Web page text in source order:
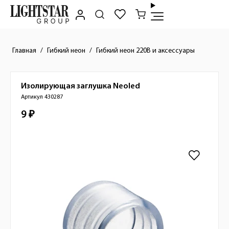
Главная Гибкий неон Гибкий неон 220В и аксессуары
Краткое описание товара
Изолирующая заглушка Neoled
Артикул 430287
Стоимость товара
9 ₽